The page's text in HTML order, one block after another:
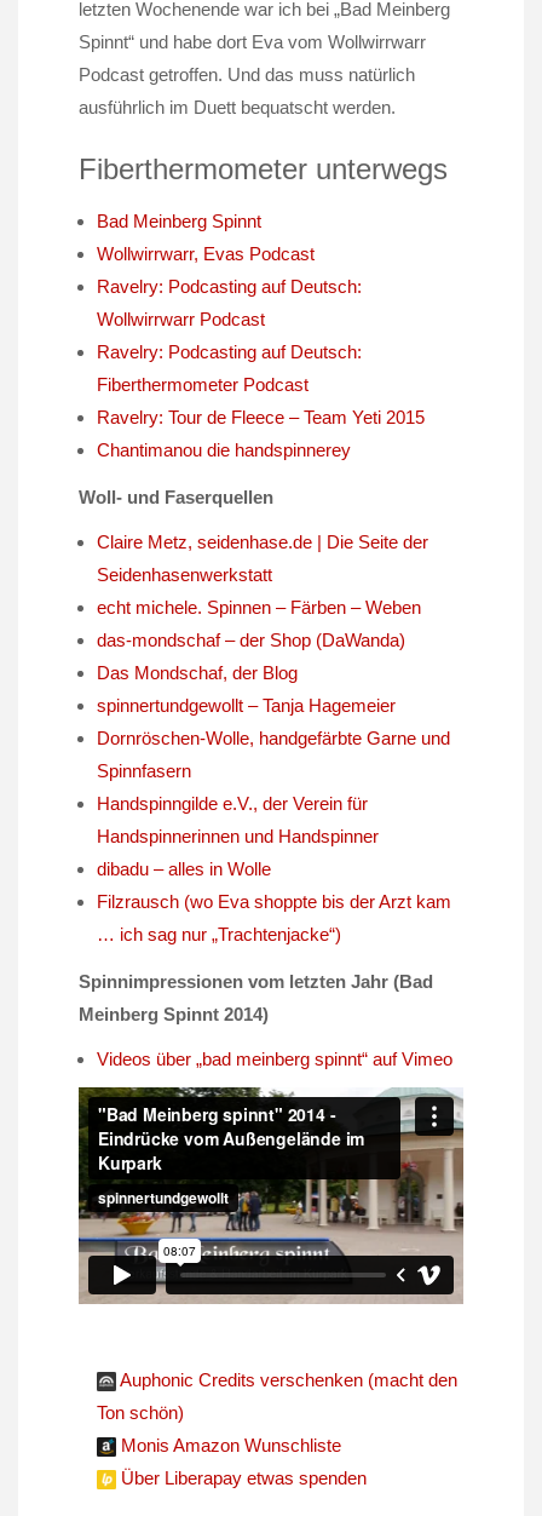
letzten Wochenende war ich bei „Bad Meinberg
Spinnt“ und habe dort Eva vom Wollwirrwarr
Podcast getroffen. Und das muss natürlich
ausführlich im Duett bequatscht werden.
Fiberthermometer unterwegs
Bad Meinberg Spinnt
Wollwirrwarr, Evas Podcast
Ravelry: Podcasting auf Deutsch:
Wollwirrwarr Podcast
Ravelry: Podcasting auf Deutsch:
Fiberthermometer Podcast
Ravelry: Tour de Fleece – Team Yeti 2015
Chantimanou die handspinnerey
Woll- und Faserquellen
Claire Metz, seidenhase.de | Die Seite der
Seidenhasenwerkstatt
echt michele. Spinnen – Färben – Weben
das-mondschaf – der Shop (DaWanda)
Das Mondschaf, der Blog
spinnertundgewollt – Tanja Hagemeier
Dornröschen-Wolle, handgefärbte Garne und
Spinnfasern
Handspinngilde e.V., der Verein für
Handspinnerinnen und Handspinner
dibadu – alles in Wolle
Filzrausch (wo Eva shoppte bis der Arzt kam
… ich sag nur „Trachtenjacke“)
Spinnimpressionen vom letzten Jahr (Bad
Meinberg Spinnt 2014)
Videos über „bad meinberg spinnt“ auf Vimeo
Auphonic Credits verschenken (macht den
Ton schön)
Monis Amazon Wunschliste
Über Liberapay etwas spenden